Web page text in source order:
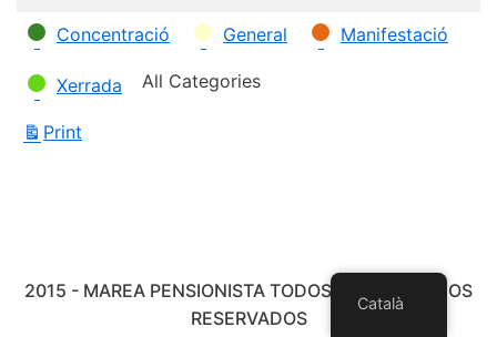
Categories
Concentració General Manifestació
Xerrada All Categories
Print
2015 - MAREA PENSIONISTA TODOS LOS DERECHOS
RESERVADOS
Català